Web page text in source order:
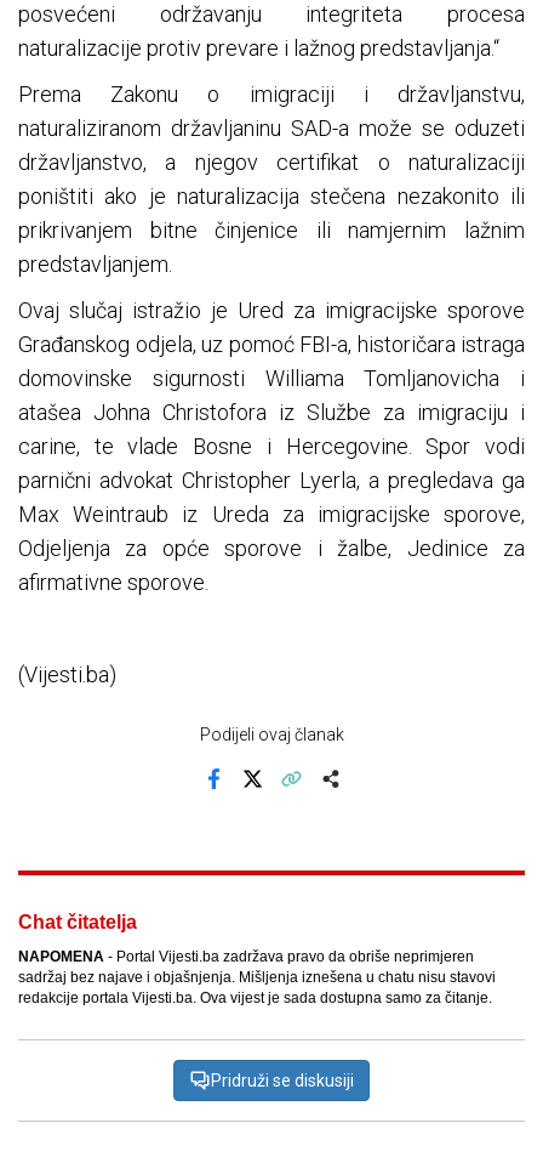
posvećeni održavanju integriteta procesa
naturalizacije protiv prevare i lažnog predstavljanja.“
Prema Zakonu o imigraciji i državljanstvu,
naturaliziranom državljaninu SAD-a može se oduzeti
državljanstvo, a njegov certifikat o naturalizaciji
poništiti ako je naturalizacija stečena nezakonito ili
prikrivanjem bitne činjenice ili namjernim lažnim
predstavljanjem.
Ovaj slučaj istražio je Ured za imigracijske sporove
Građanskog odjela, uz pomoć FBI-a, historičara istraga
domovinske sigurnosti Williama Tomljanovicha i
atašea Johna Christofora iz Službe za imigraciju i
carine, te vlade Bosne i Hercegovine. Spor vodi
parnični advokat Christopher Lyerla, a pregledava ga
Max Weintraub iz Ureda za imigracijske sporove,
Odjeljenja za opće sporove i žalbe, Jedinice za
afirmativne sporove.
(Vijesti.ba)
Podijeli ovaj članak
Chat čitatelja
NAPOMENA - Portal Vijesti.ba zadržava pravo da obriše neprimjeren
sadržaj bez najave i objašnjenja. Mišljenja iznešena u chatu nisu stavovi
redakcije portala Vijesti.ba. Ova vijest je sada dostupna samo za čitanje.
Pridruži se diskusiji